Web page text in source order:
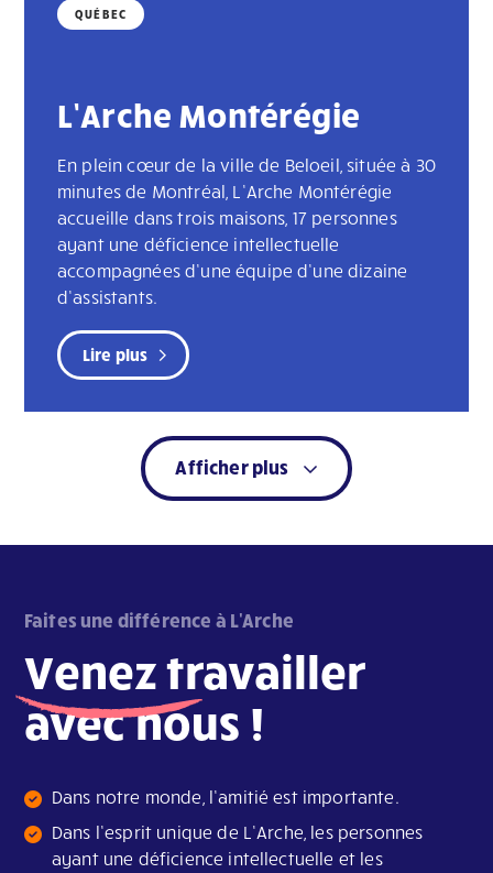
QUÉBEC
L’Arche Montérégie
En plein cœur de la ville de Beloeil, située à 30
minutes de Montréal, L’Arche Montérégie
accueille dans trois maisons, 17 personnes
ayant une déficience intellectuelle
accompagnées d’une équipe d’une dizaine
d’assistants.
Lire plus
Afficher plus
Faites une différence à L'Arche
Veneztravailler
avec nous !
Dans notre monde, l’amitié est importante.
Dans l’esprit unique de L’Arche, les personnes
ayant une déficience intellectuelle et les